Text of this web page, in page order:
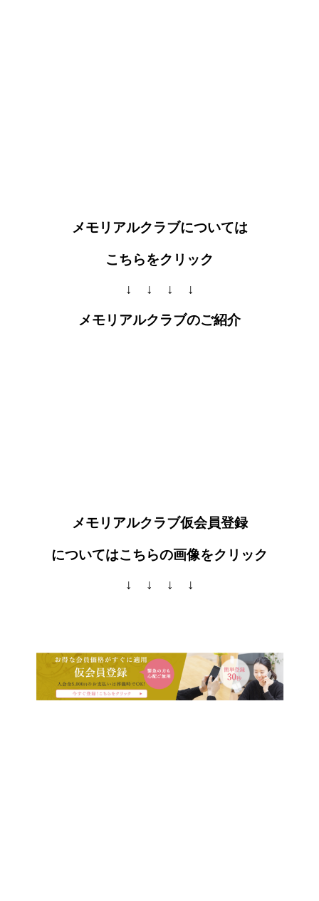
メモリアルクラブについては
こちらをクリック
↓ ↓ ↓ ↓
メモリアルクラブのご紹介
メモリアルクラブ仮会員登録
についてはこちらの画像をクリック
↓ ↓ ↓ ↓